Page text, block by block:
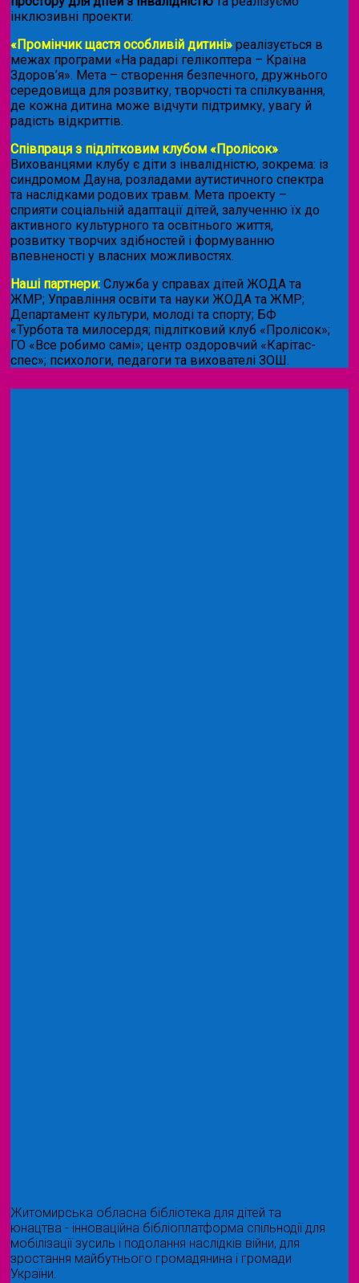
інклюзивні проекти:
«Промінчик щастя особливій дитині» реалізується в
межах програми «На радарі гелікоптера – Країна
Здоров’я». Мета – створення безпечного, дружнього
середовища для розвитку, творчості та спілкування,
де кожна дитина може відчути підтримку, увагу й
радість відкриттів.
Співпраця з підлітковим клубом «Пролісок».
Вихованцями клубу є діти з інвалідністю, зокрема: із
синдромом Дауна, розладами аутистичного спектра
та наслідками родових травм. Мета проекту –
сприяти соціальній адаптації дітей, залученню їх до
активного культурного та освітнього життя,
розвитку творчих здібностей і формуванню
впевненості у власних можливостях.
Наші партнери: Служба у справах дітей ЖОДА та
ЖМР; Управління освіти та науки ЖОДА та ЖМР;
Департамент культури, молоді та спорту; БФ
«Турбота та милосердя; підлітковий клуб «Пролісок»;
ГО «Все робимо самі»; центр оздоровчий «Карітас-
спес»; психологи, педагоги та вихователі ЗОШ.
Житомирська обласна бібліотека для дітей та
юнацтва - інноваційна бібліоплатформа спільнодії для
мобілізації зусиль і подолання наслідків війни, для
зростання майбутнього громадянина і громади
України.